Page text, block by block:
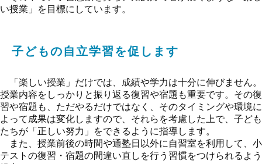
い授業」を目標にしています。
子どもの自立学習を促します
「楽しい授業」だけでは、成績や学力は十分に伸びません。
授業内容をしっかりと振り返る復習や宿題も重要です。その復
習や宿題も、ただやるだけではなく、そのタイミングや環境に
よって成果は変化しますので、それらを考慮した上で、子ども
たちが「正しい努力」をできるように指導します。
また、授業前後の時間や通塾日以外に自習室を利用して、小
テストの復習・宿題の間違い直しを行う習慣をつけられるよう